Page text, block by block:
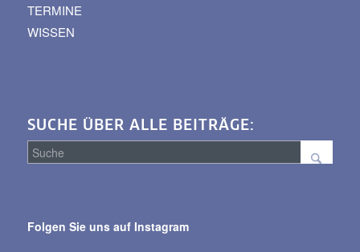
TERMINE
WISSEN
SUCHE ÜBER ALLE BEITRÄGE:
alle
Folgen Sie uns auf Instagram